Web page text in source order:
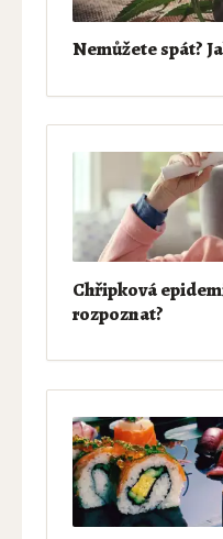
Nemůžete spát?
Chřipková
rozpoznat?